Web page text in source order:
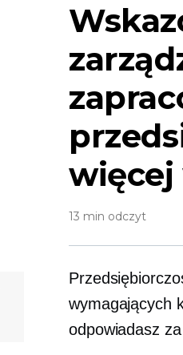
więcej
13 min odczyt
wymagających
odpowiadasz